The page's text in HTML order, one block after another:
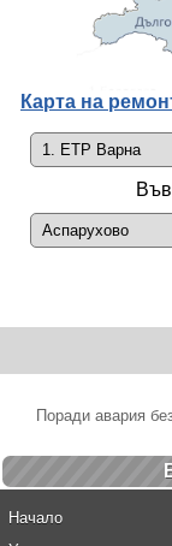
Карта на
Поради авария
Начало